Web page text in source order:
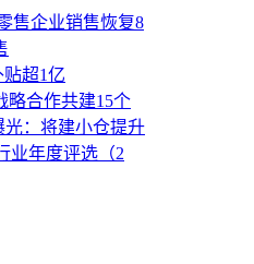
售企业销售恢复8
超1亿
略合作共建15个
光：将建小仓提升
业年度评选（2